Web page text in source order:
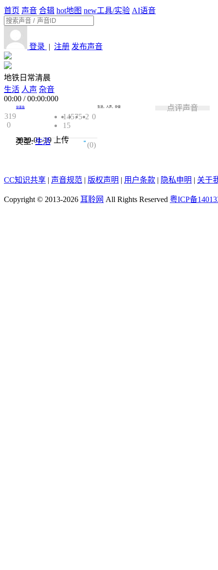
首页 声音 合辑 hot地图 new工具/实验 AI语音
登录 | 注册 发布声音
地铁日常清晨
生活 人声 杂音
00:00 /00:00:000
319
0
徐墨鱼
14575 2 0
15
2020-01-19上传
类型:生活 0.0
(0)
生活，人声，杂音 点评声音
CC知识共享 | 声音规范 | 版权声明 | 用户条款 | 隐私申明 | 关于
Copyright © 2013-2026 耳聆网 All Rights Reserved 粤ICP备